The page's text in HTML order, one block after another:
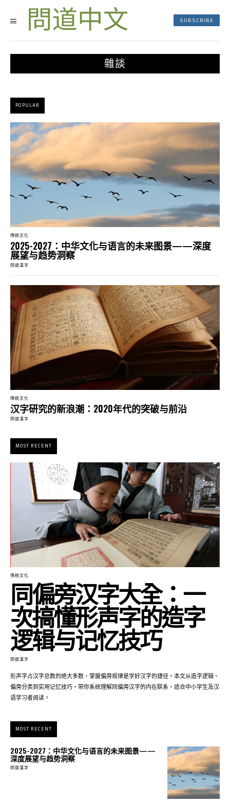
SUBSCRIBE
雜談
POPULAR
傳統文化
2025-2027：中华文化与语言的未来图景——深度
展望与趋势洞察
問道漢字
傳統文化
汉字研究的新浪潮：2020年代的突破与前沿
問道漢字
MOST RECENT
傳統文化
同偏旁汉字大全：一
次搞懂形声字的造字
逻辑与记忆技巧
問道漢字
形声字占汉字总数的绝大多数，掌握偏旁规律是学好汉字的捷径。本文从造字逻辑、
偏旁分类到实用记忆技巧，带你系统理解同偏旁汉字的内在联系，适合中小学生及汉
语学习者阅读。
MOST RECENT
2025-2027：中华文化与语言的未来图景——
深度展望与趋势洞察
問道漢字